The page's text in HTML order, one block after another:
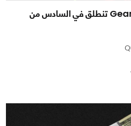
بيتا Gears of War: E-Day تنطلق في السادس من